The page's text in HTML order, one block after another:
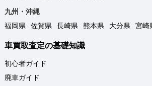
九州・沖縄
福岡県
佐賀県 長崎県 熊本県 大分県 宮崎
車買取査定の基礎知識
初心者ガイド
廃車ガイド